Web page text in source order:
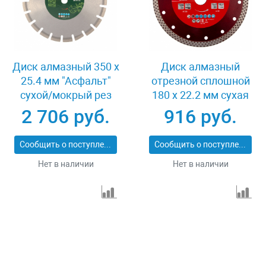
Диск алмазный 350 х
25.4 мм "Асфальт"
сухой/мокрый рез
Сибртех 731013
2 706 руб.
Сообщить о поступлении
Нет в наличии
Диск алмазный
отрезной сплошной
180 х 22.2 мм сухая
резка Matrix
Professional 73128
916 руб.
Сообщить о поступлении
Нет в наличии